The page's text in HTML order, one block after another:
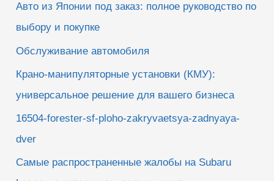
Авто из Японии под заказ: полное руководство по
выбору и покупке
Обслуживание автомобиля
Крано-манипуляторные установки (КМУ):
универсальное решение для вашего бизнеса
16504-forester-sf-ploho-zakryvaetsya-zadnyaya-
dver
Самые распространенные жалобы на Subaru